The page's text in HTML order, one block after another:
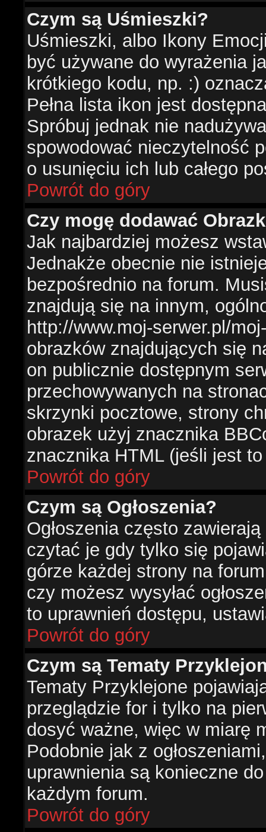
Czym są Uśmieszki?
Uśmieszki, albo Ikony
być używane do wyrażenia
krótkiego kodu, np. :)
Pełna lista ikon jest
Spróbuj jednak nie
spowodować nieczytelność
o usunięciu ich lub całego
Powrót do góry
Czy mogę dodawać
Jak najbardziej możesz
Jednakże obecnie nie
bezpośrednio na forum.
znajdują się na innym,
http://www.moj-serwer.pl/
obrazków znajdujących się
on publicznie dostępnym
przechowywanych na
skrzynki pocztowe, strony
obrazek użyj znacznika
znacznika HTML (jeśli jest
Powrót do góry
Czym są Ogłoszenia?
Ogłoszenia często
czytać je gdy tylko się
górze każdej strony na
czy możesz wysyłać
to uprawnień dostępu,
Powrót do góry
Czym są Tematy
Tematy Przyklejone
przeglądzie for i tylko na
dosyć ważne, więc w miarę
Podobnie jak z
uprawnienia są konieczne
każdym forum.
Powrót do góry